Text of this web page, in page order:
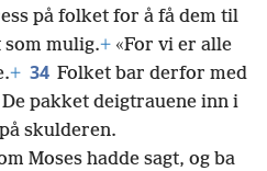
på folket for å få dem til
som mulig.+ «For vi er alle
+ 34 Folket bar derfor med
pakket deigtrauene inn i
skulderen.
Moses hadde sagt, og ba